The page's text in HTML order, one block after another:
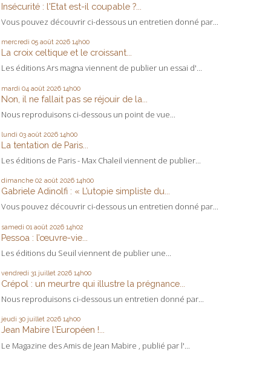
Insécurité : l'Etat est-il coupable ?...
Vous pouvez découvrir ci-dessous un entretien donné par...
mercredi 05 août 2026 14h00
La croix celtique et le croissant...
Les éditions Ars magna viennent de publier un essai d'...
mardi 04 août 2026 14h00
Non, il ne fallait pas se réjouir de la...
Nous reproduisons ci-dessous un point de vue...
lundi 03 août 2026 14h00
La tentation de Paris...
Les éditions de Paris - Max Chaleil viennent de publier...
dimanche 02 août 2026 14h00
Gabriele Adinolfi : « L’utopie simpliste du...
Vous pouvez découvrir ci-dessous un entretien donné par...
samedi 01 août 2026 14h02
Pessoa : l’œuvre-vie...
Les éditions du Seuil viennent de publier une...
vendredi 31 juillet 2026 14h00
Crépol : un meurtre qui illustre la prégnance...
Nous reproduisons ci-dessous un entretien donné par...
jeudi 30 juillet 2026 14h00
Jean Mabire l'Européen !...
Le Magazine des Amis de Jean Mabire , publié par l'...